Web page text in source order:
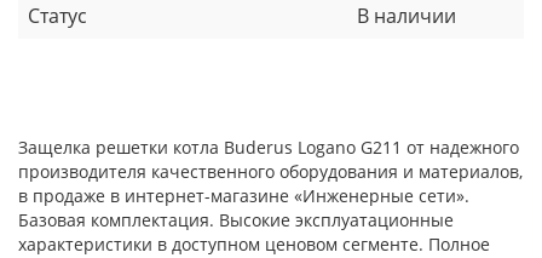
Статус
В наличии
Защелка решетки котла Buderus Logano G211 от надежного
производителя качественного оборудования и материалов,
в продаже в интернет-магазине «Инженерные сети».
Базовая комплектация. Высокие эксплуатационные
характеристики в доступном ценовом сегменте. Полное